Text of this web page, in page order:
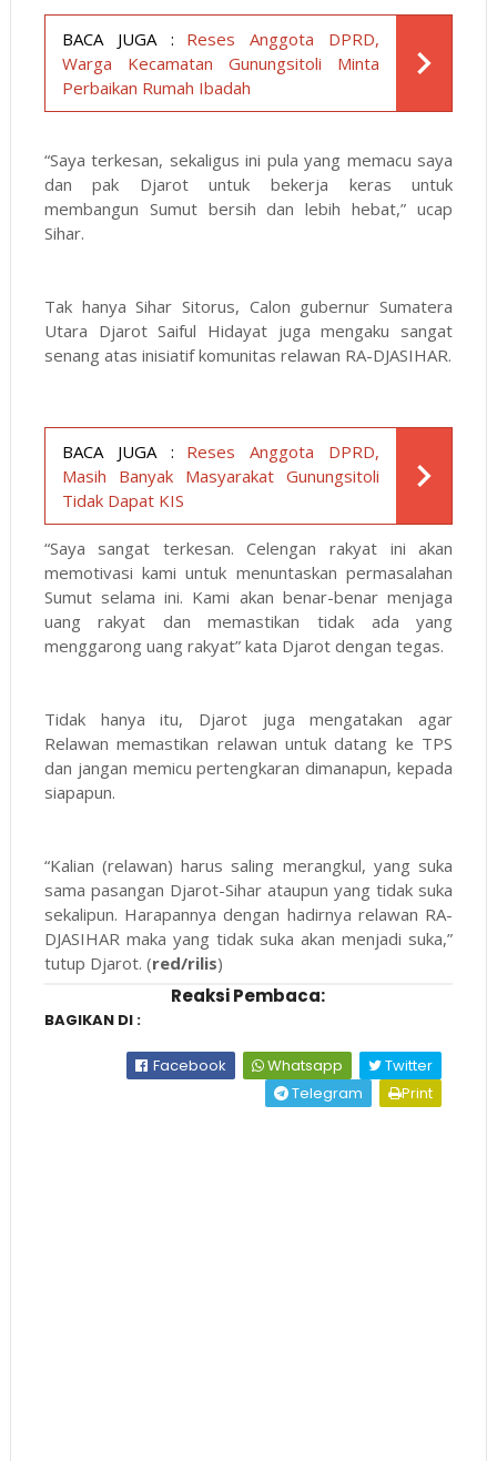
BACA JUGA :
Reses Anggota DPRD,
Warga Kecamatan Gunungsitoli Minta
Perbaikan Rumah Ibadah
“Saya terkesan, sekaligus ini pula yang memacu saya
dan pak Djarot untuk bekerja keras untuk
membangun Sumut bersih dan lebih hebat,” ucap
Sihar.
Tak hanya Sihar Sitorus, Calon gubernur Sumatera
Utara Djarot Saiful Hidayat juga mengaku sangat
senang atas inisiatif komunitas relawan RA-DJASIHAR.
BACA JUGA :
Reses Anggota DPRD,
Masih Banyak Masyarakat Gunungsitoli
Tidak Dapat KIS
“Saya sangat terkesan. Celengan rakyat ini akan
memotivasi kami untuk menuntaskan permasalahan
Sumut selama ini. Kami akan benar-benar menjaga
uang rakyat dan memastikan tidak ada yang
menggarong uang rakyat” kata Djarot dengan tegas.
Tidak hanya itu, Djarot juga mengatakan agar
Relawan memastikan relawan untuk datang ke TPS
dan jangan memicu pertengkaran dimanapun, kepada
siapapun.
“Kalian (relawan) harus saling merangkul, yang suka
sama pasangan Djarot-Sihar ataupun yang tidak suka
sekalipun. Harapannya dengan hadirnya relawan RA-
DJASIHAR maka yang tidak suka akan menjadi suka,”
tutup Djarot. (red/rilis)
Reaksi Pembaca:
BAGIKAN DI :
Facebook Whatsapp
Twitter
Telegram
Print